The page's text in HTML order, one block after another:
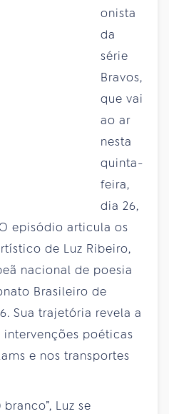
onista
da
série
Bravos,
que vai
ao ar
nesta
quinta-
feira,
dia 26,
O episódio articula os
de Luz Ribeiro,
nacional de poesia
Brasileiro de
Sua trajetória revela a
poéticas
e nos transportes
Luz se